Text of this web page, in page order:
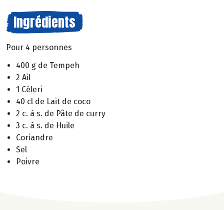
Ingrédients
Pour 4 personnes
400 g de Tempeh
2 Ail
1 Céleri
40 cl de Lait de coco
2 c. à s. de Pâte de curry
3 c. à s. de Huile
Coriandre
Sel
Poivre